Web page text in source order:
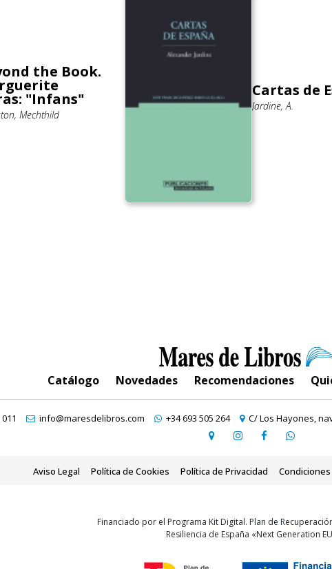
the Book.
"Infans"
Mechthild
Cartas de
Jardine, A.
Catálogo Novedades Recomendaciones
info@maresdelibros.com +34 693 505 264 C/ Los Hayones,
Aviso Legal Política de Cookies Política de Privacidad
Financiado por el Programa Kit Digital. Plan de
Resiliencia de España «Next Generation